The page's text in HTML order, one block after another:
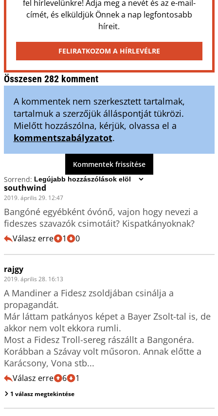
fel hírlevelünkre! Adja meg a nevét és az e-mail-
címét, és elküldjük Önnek a nap legfontosabb
híreit.
FELIRATKOZOM A HÍRLEVÉLRE
Összesen 282 komment
A kommentek nem szerkesztett tartalmak,
tartalmuk a szerzőjük álláspontját tükrözi.
Mielőtt hozzászólna, kérjük, olvassa el a
kommentszabályzatot.
Kommentek frissítése
Sorrend:
southwind
2019. április 29. 12:47
Bangóné egyébként óvónő, vajon hogy nevezi a
fideszes szavazók csimotáit? Kispatkányoknak?
Válasz erre 1 0
rajgy
2019. április 28. 16:13
A Mandiner a Fidesz zsoldjában csinálja a
propagandát.
Már láttam patkányos képet a Bayer Zsolt-tal is, de
akkor nem volt ekkora rumli.
Most a Fidesz Troll-sereg rászállt a Bangonéra.
Korábban a Szávay volt műsoron. Annak előtte a
Karácsony, Vona stb...
Válasz erre 6 1
1 válasz megtekintése